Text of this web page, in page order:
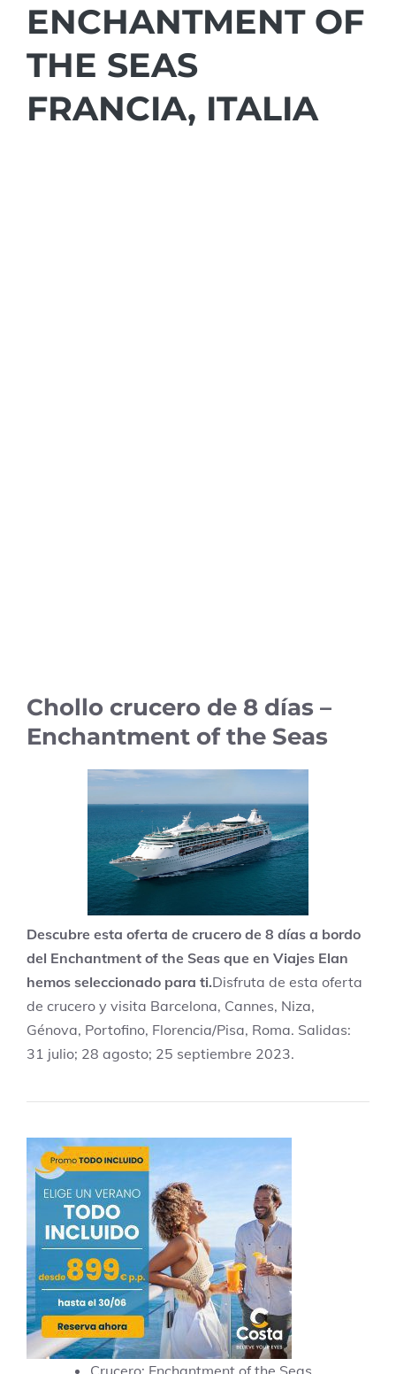
ENCHANTMENT OF
THE SEAS
FRANCIA, ITALIA
Chollo crucero de 8 días –
Enchantment of the Seas
Descubre esta oferta de crucero de 8 días a bordo
del Enchantment of the Seas que en Viajes Elan
hemos seleccionado para ti.Disfruta de esta oferta
de crucero y visita Barcelona, Cannes, Niza,
Génova, Portofino, Florencia/Pisa, Roma. Salidas:
31 julio; 28 agosto; 25 septiembre 2023.
Crucero: Enchantment of the Seas